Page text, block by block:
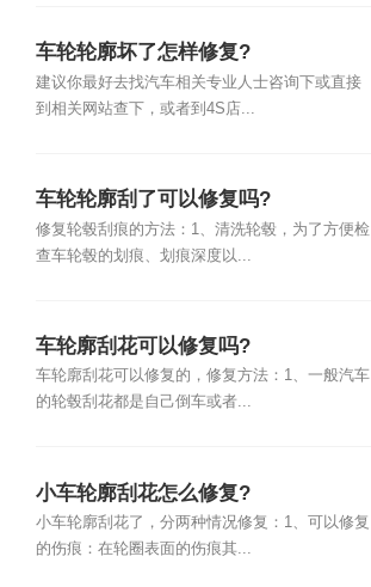
车轮轮廓坏了怎样修复?
建议你最好去找汽车相关专业人士咨询下或直接
到相关网站查下，或者到4S店...
车轮轮廓刮了可以修复吗?
修复轮毂刮痕的方法：1、清洗轮毂，为了方便检
查车轮毂的划痕、划痕深度以...
车轮廓刮花可以修复吗?
车轮廓刮花可以修复的，修复方法：1、一般汽车
的轮毂刮花都是自己倒车或者...
小车轮廓刮花怎么修复?
小车轮廓刮花了，分两种情况修复：1、可以修复
的伤痕：在轮圈表面的伤痕其...